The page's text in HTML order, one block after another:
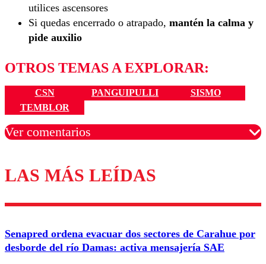
utilices ascensores
Si quedas encerrado o atrapado, mantén la calma y
pide auxilio
OTROS TEMAS A EXPLORAR:
CSN PANGUIPULLI
SISMO
TEMBLOR
Ver comentarios
Los comentarios son moderados para garantizar un
diálogo respetuoso.
Correo
LAS MÁS LEÍDAS
Senapred ordena evacuar dos sectores de Carahue por
desborde del río Damas: activa mensajería SAE